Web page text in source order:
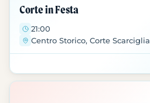
Corte in Festa
21:00
Centro Storico, Corte Scarciglia